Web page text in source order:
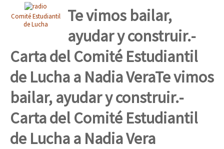
La palabra del EZLN
Encuentros
Chiapas
México
Latinoamérica
Mundo
EZLN
Dia 4 – Encontro “Guerra contra a Humanidade” (As populações
Dia 2 do Encontro “Guerra contra a Humanidad”
Comité Estudiantil
de Lucha
Te vimos bailar,
ayudar y construir.-
Carta del Comité Estudiantil
de Lucha a Nadia VeraTe vimos
bailar, ayudar y construir.-
Carta del Comité Estudiantil
de Lucha a Nadia Vera